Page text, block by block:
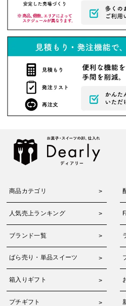
商品カテゴリ
人気売上ランキング
ブランド一覧
ばら売り・単品スイーツ
箱入りギフト
プチギフト